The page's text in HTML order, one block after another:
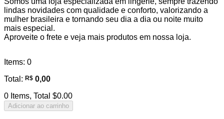
lindas novidades com qualidade e conforto, valorizando a
mulher brasileira e tornando seu dia a dia ou noite muito
mais especial.
Aproveite o frete e veja mais produtos em nossa loja.
Items: 0
Total : R$ 0,00
0 Items, Total $0.00
Adicionar ao carrinho